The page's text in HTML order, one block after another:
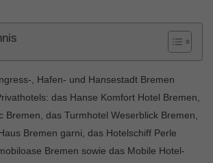
, Hafen- und Hansestadt Bremen
das Hanse Komfort Hotel Bremen,
Bremen, das Turmhotel Weserblick Bremen,
Bremen garni, das Hotelschiff Perle
Bremen sowie das Mobile Hotel-